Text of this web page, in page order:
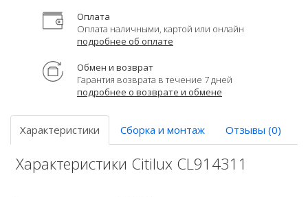
Оплата
Оплата наличными, картой или онлайн
подробнее об оплате
Обмен и возврат
Гарантия возврата в течение 7 дней
подробнее о возврате и обмене
Характеристики Сборка и монтаж Отзывы (0)
Характеристики Citilux CL914311